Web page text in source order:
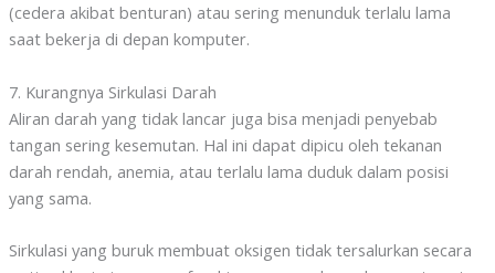
(cedera akibat benturan) atau sering menunduk terlalu lama
saat bekerja di depan komputer.
7. Kurangnya Sirkulasi Darah
Aliran darah yang tidak lancar juga bisa menjadi penyebab
tangan sering kesemutan. Hal ini dapat dipicu oleh tekanan
darah rendah, anemia, atau terlalu lama duduk dalam posisi
yang sama.
Sirkulasi yang buruk membuat oksigen tidak tersalurkan secara